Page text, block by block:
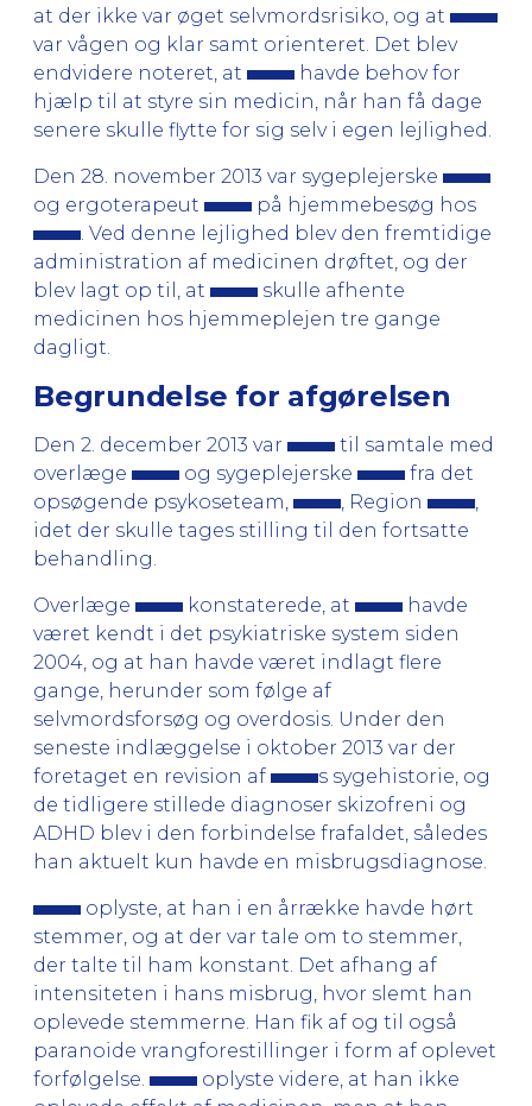
at der ikke var øget selvmordsrisiko, og at
var vågen og klar samt orienteret. Det blev
endvidere noteret, at
havde behov for
hjælp til at styre sin medicin, når han få dage
senere skulle flytte for sig selv i egen lejlighed.
Den 28. november 2013 var sygeplejerske
og ergoterapeut
på hjemmebesøg hos
. Ved denne lejlighed blev den fremtidige
administration af medicinen drøftet, og der
blev lagt op til, at
skulle afhente
medicinen hos hjemmeplejen tre gange
dagligt.
Begrundelse for afgørelsen
Den 2. december 2013 var
til samtale med
overlæge
og sygeplejerske
fra det
opsøgende psykoseteam,
, Region
idet der skulle tages stilling til den fortsatte
behandling.
Overlæge konstaterede, at
havde
været kendt i det psykiatriske system siden
2004, og at han havde været indlagt flere
gange, herunder som følge af
selvmordsforsøg og overdosis. Under den
seneste indlæggelse i oktober 2013 var der
foretaget en revision af
s sygehistorie, og
de tidligere stillede diagnoser skizofreni og
ADHD blev i den forbindelse frafaldet, således
han aktuelt kun havde en misbrugsdiagnose.
oplyste, at han i en årrække havde hørt
stemmer, og at der var tale om to stemmer,
der talte til ham konstant. Det afhang af
intensiteten i hans misbrug, hvor slemt han
oplevede stemmerne. Han fik af og til også
paranoide vrangforestillinger i form af oplevet
forfølgelse.
oplyste videre, at han ikke